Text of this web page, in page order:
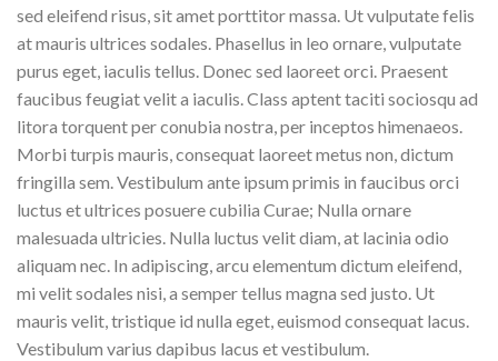
sed eleifend risus, sit amet porttitor massa. Ut vulputate felis
at mauris ultrices sodales. Phasellus in leo ornare, vulputate
purus eget, iaculis tellus. Donec sed laoreet orci. Praesent
faucibus feugiat velit a iaculis. Class aptent taciti sociosqu ad
litora torquent per conubia nostra, per inceptos himenaeos.
Morbi turpis mauris, consequat laoreet metus non, dictum
fringilla sem. Vestibulum ante ipsum primis in faucibus orci
luctus et ultrices posuere cubilia Curae; Nulla ornare
malesuada ultricies. Nulla luctus velit diam, at lacinia odio
aliquam nec. In adipiscing, arcu elementum dictum eleifend,
mi velit sodales nisi, a semper tellus magna sed justo. Ut
mauris velit, tristique id nulla eget, euismod consequat lacus.
Vestibulum varius dapibus lacus et vestibulum.